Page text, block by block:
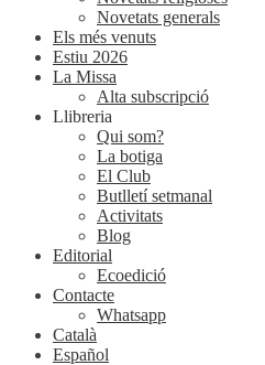
Novetats generals
Els més venuts
Estiu 2026
La Missa
Alta subscripció
Llibreria
Qui som?
La botiga
El Club
Butlletí setmanal
Activitats
Blog
Editorial
Ecoedició
Contacte
Whatsapp
Català
Español